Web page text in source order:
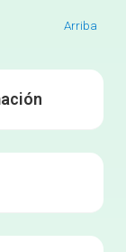
Arriba